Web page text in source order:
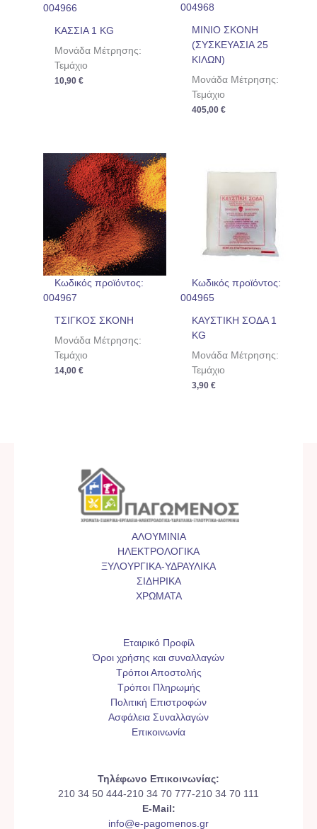
004966
ΚΑΣΣΙΑ 1 KG
Μονάδα Μέτρησης:
Τεμάχιο
10,90€
004968
ΜΙΝΙΟ ΣΚΟΝΗ
(ΣΥΣΚΕΥΑΣΙΑ 25
ΚΙΛΩΝ)
Μονάδα Μέτρησης:
Τεμάχιο
405,00 €
Κωδικός προϊόντος:
004967
ΤΣΙΓΚΟΣ ΣΚΟΝΗ
Μονάδα Μέτρησης:
Τεμάχιο
14,00€
Κωδικός προϊόντος:
004965
ΚΑΥΣΤΙΚΗ ΣΟΔΑ 1
KG
Μονάδα Μέτρησης:
Τεμάχιο
3,90 €
ΑΛΟΥΜΙΝΙΑ
ΗΛΕΚΤΡΟΛΟΓΙΚΑ
ΞΥΛΟΥΡΓΙΚΑ-ΥΔΡΑΥΛΙΚΑ
ΣΙΔΗΡΙΚΑ
ΧΡΩΜΑΤΑ
Εταιρικό Προφίλ
Όροι χρήσης και συναλλαγών
Τρόποι Αποστολής
Τρόποι Πληρωμής
Πολιτική Επιστροφών
Ασφάλεια Συναλλαγών
Επικοινωνία
Τηλέφωνο Επικοινωνίας:
210 34 50 444-210 34 70 777-210 34 70 111
E-Mail:
info@e-pagomenos.gr